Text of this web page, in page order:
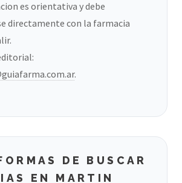
es orientativa y debe
directamente con la farmacia
.
DE BUSCAR
EN MARTIN